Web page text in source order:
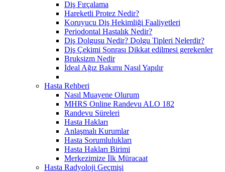
Diş Fırçalama
Hareketli Protez Nedir?
Koruyucu Diş Hekimliği Faaliyetleri
Periodontal Hastalık Nedir?
Diş Dolgusu Nedir? Dolgu Tipleri Nelerdir?
Diş Çekimi Sonrası Dikkat edilmesi gerekenler
Bruksizm Nedir
İdeal Ağız Bakımı Nasıl Yapılır
Hasta Rehberi
Nasıl Muayene Olurum
MHRS Online Randevu ALO 182
Randevu Süreleri
Hasta Hakları
Anlaşmalı Kurumlar
Hasta Sorumlulukları
Hasta Hakları Birimi
Merkezimize İlk Müracaat
Hasta Radyoloji Geçmişi